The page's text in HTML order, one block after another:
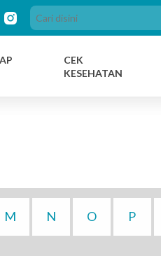
CEK
KESEHATAN
M N O P